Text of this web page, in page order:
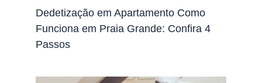
Dedetização em Apartamento Como
Funciona em Praia Grande: Confira 4
Passos